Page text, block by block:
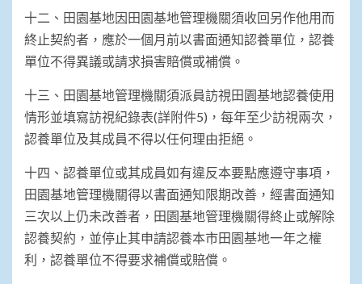
十二、田園基地因田園基地管理機關須收回另作他用而
終止契約者，應於一個月前以書面通知認養單位，認養
單位不得異議或請求損害賠償或補償。
十三、田園基地管理機關須派員訪視田園基地認養使用
情形並填寫訪視紀錄表(詳附件5)，每年至少訪視兩次，
認養單位及其成員不得以任何理由拒絕。
十四、認養單位或其成員如有違反本要點應遵守事項，
田園基地管理機關得以書面通知限期改善，經書面通知
三次以上仍未改善者，田園基地管理機關得終止或解除
認養契約，並停止其申請認養本市田園基地一年之權
利，認養單位不得要求補償或賠償。